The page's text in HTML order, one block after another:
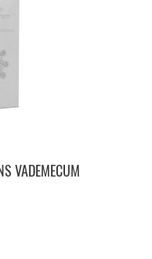
VADEMECUM